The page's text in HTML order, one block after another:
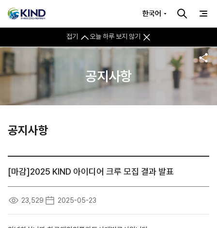
접기 오늘 하루 보지 않기
한국어
공지사항
공지사항
[마감]2025 KIND 아이디어 크루 모집 결과 발표
23,529 2025-05-23